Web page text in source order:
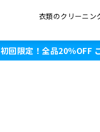
衣類のクリーニン
初回限定！全品20％OFF